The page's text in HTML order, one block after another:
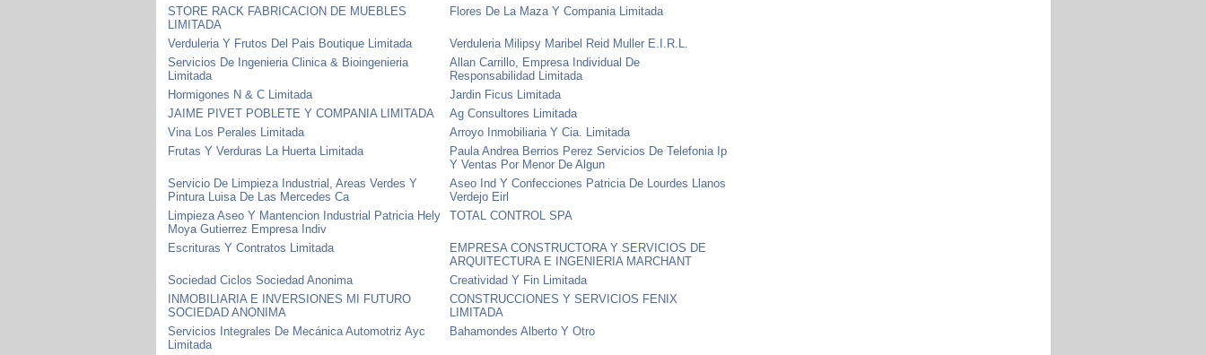
STORE RACK FABRICACION DE MUEBLES
LIMITADA
Flores De La Maza Y Compania Limitada
Verduleria Y Frutos Del Pais Boutique Limitada
Verduleria Milipsy Maribel Reid Muller E.I.R.L.
Servicios De Ingenieria Clinica & Bioingenieria
Limitada
Allan Carrillo, Empresa Individual De
Responsabilidad Limitada
Hormigones N & C Limitada
Jardin Ficus Limitada
JAIME PIVET POBLETE Y COMPANIA LIMITADA
Ag Consultores Limitada
Vina Los Perales Limitada
Arroyo Inmobiliaria Y Cia. Limitada
Frutas Y Verduras La Huerta Limitada
Paula Andrea Berrios Perez Servicios De Telefonia Ip
Y Ventas Por Menor De Algun
Servicio De Limpieza Industrial, Areas Verdes Y
Pintura Luisa De Las Mercedes Ca
Aseo Ind Y Confecciones Patricia De Lourdes Llanos
Verdejo Eirl
Limpieza Aseo Y Mantencion Industrial Patricia Hely
Moya Gutierrez Empresa Indiv
TOTAL CONTROL SPA
Escrituras Y Contratos Limitada
EMPRESA CONSTRUCTORA Y SERVICIOS DE
ARQUITECTURA E INGENIERIA MARCHANT
Sociedad Ciclos Sociedad Anonima
Creatividad Y Fin Limitada
INMOBILIARIA E INVERSIONES MI FUTURO
SOCIEDAD ANONIMA
CONSTRUCCIONES Y SERVICIOS FENIX
LIMITADA
Servicios Integrales De Mecánica Automotriz Ayc
Limitada
Bahamondes Alberto Y Otro